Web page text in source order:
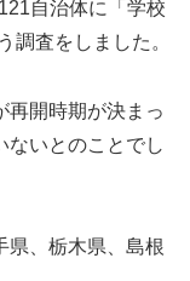
自治体に「学校
調査をしました。
再開時期が決まっ
ないとのことでし
県、栃木県、島根